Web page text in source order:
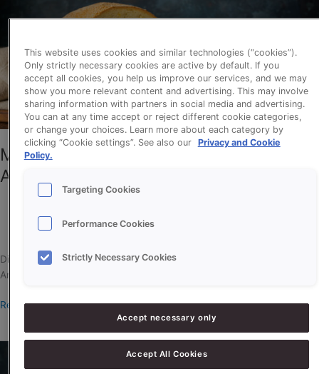
Mais Busbrood met Proson Supersoft
Artisanaal
Dit is een recept voor Mais Busbrood met Proson Supersoft
Artisanaal en CreationS Maize.
Busbrood
Proson
Supersoft
Artisanaal
Read More »
This website uses cookies and similar technologies (“cookies”).
Only strictly necessary cookies are active by default. If you
accept all cookies, you help us improve our services, and we may
show you more relevant content and advertising. This may involve
sharing information with partners in social media and advertising.
You can at any time accept or reject different cookie categories,
or change your choices. Learn more about each category by
clicking “Cookie settings”. See also our Privacy and Cookie
Policy.
Targeting Cookies
Performance Cookies
Strictly Necessary Cookies
Accept necessary only
Accept All Cookies